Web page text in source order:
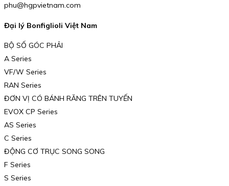
phu@hgpvietnam.com
Đại lý Bonfiglioli Việt Nam
BỘ SỐ GÓC PHẢI
A Series
VF/W Series
RAN Series
ĐƠN VỊ CÓ BÁNH RĂNG TRÊN TUYẾN
EVOX CP Series
AS Series
C Series
ĐỘNG CƠ TRỤC SONG SONG
F Series
S Series